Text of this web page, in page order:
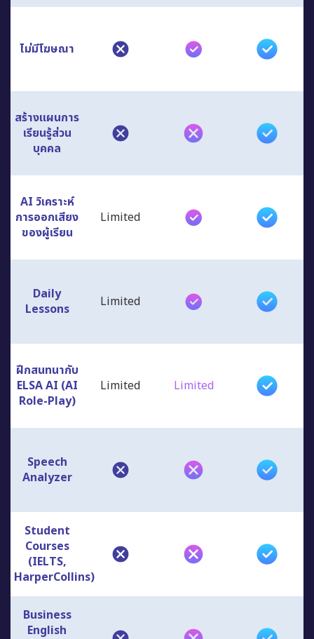
ไม่มีโฆษณา
สร้างแผนการ
เรียนรู้ส่วน
บุคคล
AI วิเคราะห์
การออกเสียง
ของผู้เรียน
Limited
Daily
Lessons
Limited
ฝึกสนทนากับ
ELSA AI (AI
Role-Play)
Limited Limited
Speech
Analyzer
Student
Courses
(IELTS,
HarperCollins)
Business
English